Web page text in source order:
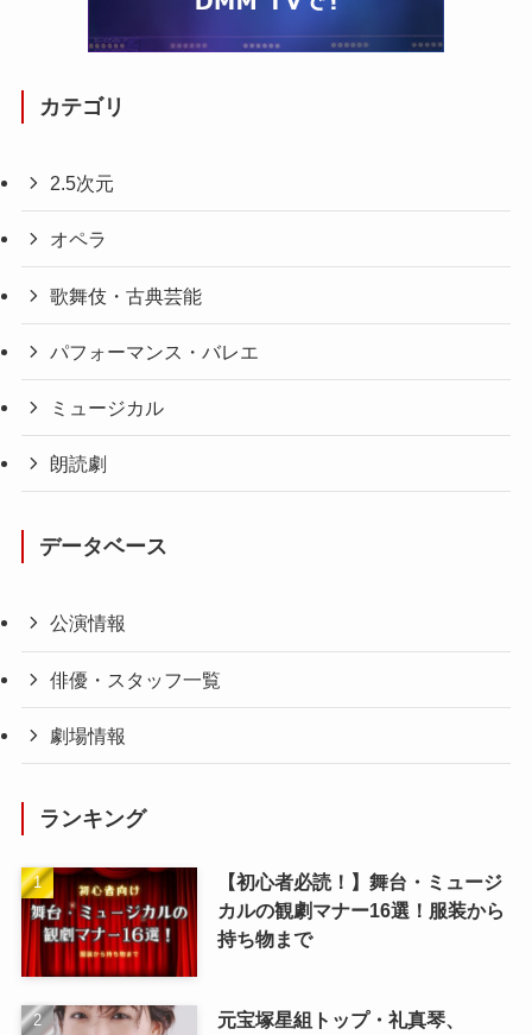
カテゴリ
2.5次元
オペラ
歌舞伎・古典芸能
パフォーマンス・バレエ
ミュージカル
朗読劇
データベース
公演情報
俳優・スタッフ一覧
劇場情報
ランキング
【初心者必読！】舞台・ミュージ
カルの観劇マナー16選！服装から
持ち物まで
元宝塚星組トップ・礼真琴、